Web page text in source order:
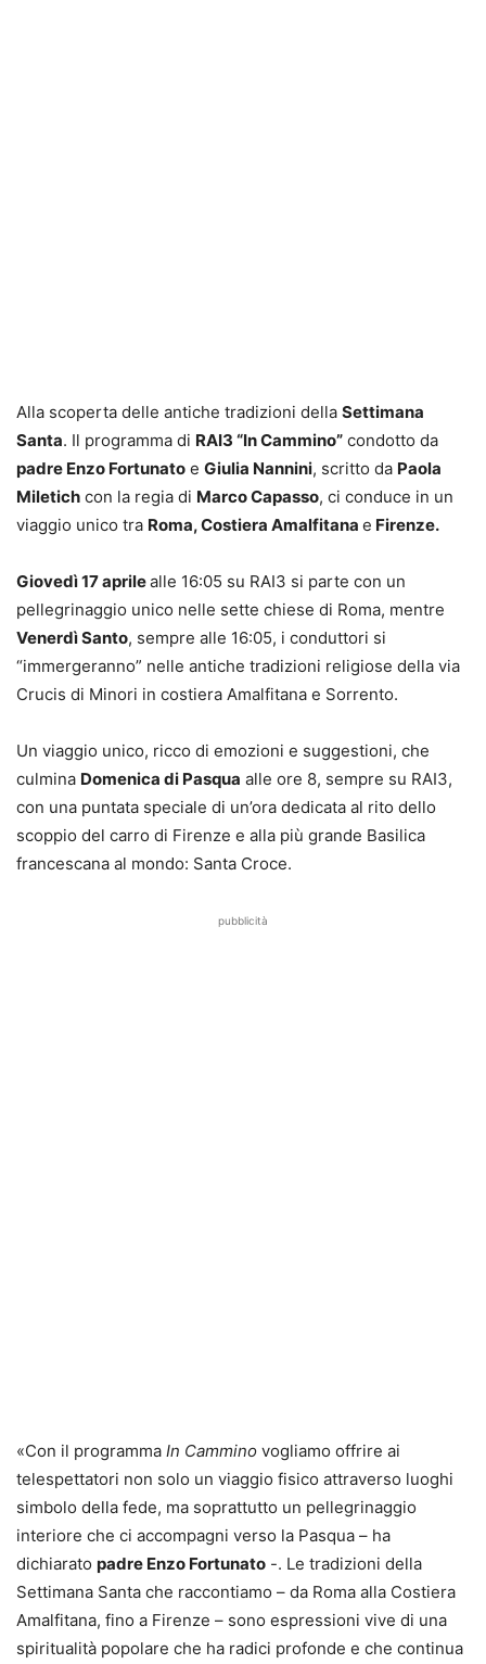
Alla scoperta delle antiche tradizioni della Settimana
Santa. Il programma di RAI3 “In Cammino” condotto da
padre Enzo Fortunato e Giulia Nannini, scritto da Paola
Miletich con la regia di Marco Capasso, ci conduce in un
viaggio unico tra Roma, Costiera Amalfitana e Firenze.
Giovedì 17 aprilealle 16:05 su RAI3 si parte con un
pellegrinaggio unico nelle sette chiese di Roma, mentre
Venerdì Santo, sempre alle 16:05, i conduttori si
“immergeranno” nelle antiche tradizioni religiose della via
Crucis di Minori in costiera Amalfitana e Sorrento.
Un viaggio unico, ricco di emozioni e suggestioni, che
culmina Domenica di Pasqua alle ore 8, sempre su RAI3,
con una puntata speciale di un’ora dedicata al rito dello
scoppio del carro di Firenze e alla più grande Basilica
francescana al mondo: Santa Croce.
pubblicità
«Con il programma In Cammino vogliamo offrire ai
telespettatori non solo un viaggio fisico attraverso luoghi
simbolo della fede, ma soprattutto un pellegrinaggio
interiore che ci accompagni verso la Pasqua – ha
dichiarato padre Enzo Fortunato -. Le tradizioni della
Settimana Santa che raccontiamo – da Roma alla Costiera
Amalfitana, fino a Firenze – sono espressioni vive di una
spiritualità popolare che ha radici profonde e che continua